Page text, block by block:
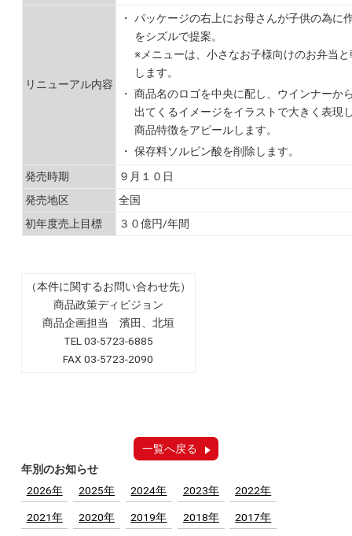
リニューアル内容
・ パッケージの右上にお母さんが子供の為に
をシズルで提案。
※メニューは、小さなお子様向けのお弁当
します。
・ 商品名のロゴを中央に配し、ウインナーか
出てくるイメージをイラストで大きく表現
商品特徴をアピールします。
・ 保存料ソルビン酸を削除します。
発売時期
９月１０日
発売地区
全国
初年度売上目標
３０億円/年間
（本件に関するお問い合わせ先）
商品政策ディビジョン
商品企画担当 濱田、北垣
TEL 03-5723-6885
FAX 03-5723-2090
一覧へ戻る
年別のお知らせ
2026年
2025年 2024年 2023年 2022年
2021年 2020年 2019年 2018年 2017年